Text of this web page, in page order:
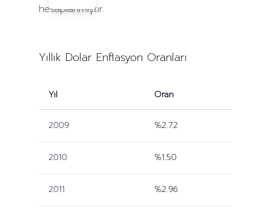
hesaplanmıştır.
Yıllık Dolar Enflasyon Oranları
Yıl Oran
2009 %2.72
2010 %1.50
2011 %2.96